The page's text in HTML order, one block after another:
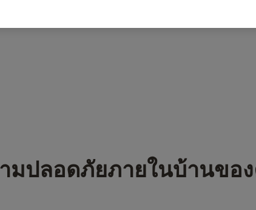
มปลอดภัยภายในบ้านข